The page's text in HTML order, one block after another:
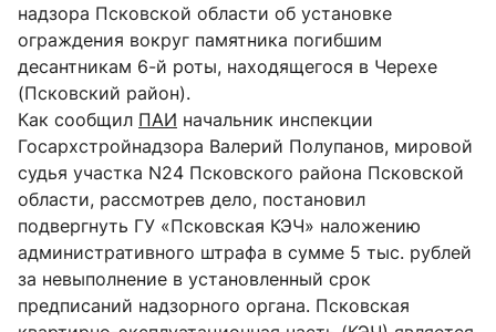
надзора Псковской области об установке
ограждения вокруг памятника погибшим
десантникам 6-й роты, находящегося в Черехе
(Псковский район).
Как сообщил ПАИ начальник инспекции
Госархстройнадзора Валерий Полупанов, мировой
судья участка N24 Псковского района Псковской
области, рассмотрев дело, постановил
подвергнуть ГУ «Псковская КЭЧ» наложению
административного штрафа в сумме 5 тыс. рублей
за невыполнение в установленный срок
предписаний надзорного органа. Псковская